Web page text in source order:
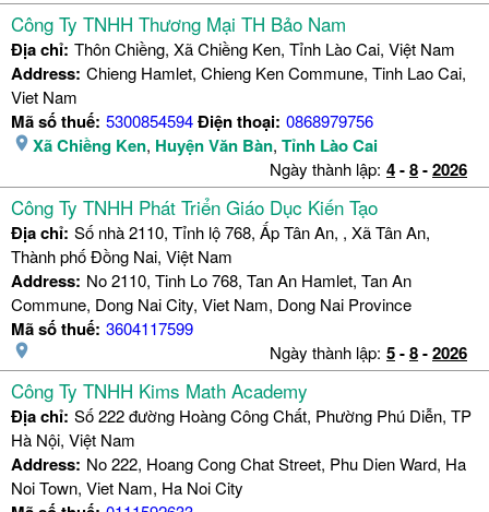
Công Ty TNHH Thương Mại TH Bảo Nam
Địa chỉ: Thôn Chiềng, Xã Chiềng Ken, Tỉnh Lào Cai, Việt Nam
Address: Chieng Hamlet, Chieng Ken Commune, Tinh Lao Cai,
Viet Nam
Mã số thuế: 5300854594Điện thoại: 0868979756
Xã Chiềng Ken, Huyện Văn Bàn, Tỉnh Lào Cai
Ngày thành lập: 4-8-2026
Công Ty TNHH Phát Triển Giáo Dục Kiến Tạo
Địa chỉ: Số nhà 2110, Tỉnh lộ 768, Ấp Tân An, , Xã Tân An,
Thành phố Đồng Nai, Việt Nam
Address: No 2110, Tinh Lo 768, Tan An Hamlet, Tan An
Commune, Dong Nai City, Viet Nam, Dong Nai Province
Mã số thuế: 3604117599
Ngày thành lập: 5-8-2026
Công Ty TNHH Kims Math Academy
Địa chỉ: Số 222 đường Hoàng Công Chất, Phường Phú Diễn, TP
Hà Nội, Việt Nam
Address: No 222, Hoang Cong Chat Street, Phu Dien Ward, Ha
Noi Town, Viet Nam, Ha Noi City